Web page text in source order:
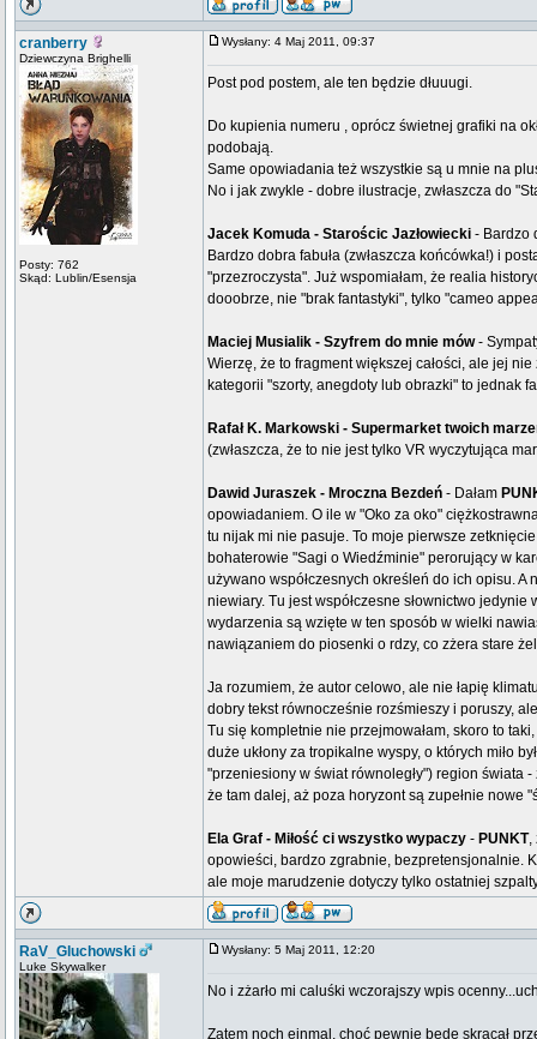
cranberry
Dziewczyna Brighelli
Posty: 762
Skąd: Lublin/Esensja
Wysłany: 4 Maj 2011, 09:37
Post pod postem, ale ten będzie dłuuugi.
Do kupienia numeru , oprócz świetnej grafiki na
podobają.
Same opowiadania też wszystkie są u mnie na
No i jak zwykle - dobre ilustracje, zwłaszcza do
Jacek Komuda - Starościc Jazłowiecki - Bardzo
Bardzo dobra fabuła (zwłaszcza końcówka!) i
"przezroczysta". Już wspomiałam, że realia
dooobrze, nie "brak fantastyki", tylko "cameo
Maciej Musialik - Szyfrem do mnie mów-
Wierzę, że to fragment większej całości, ale jej
kategorii "szorty, anegdoty lub obrazki" to jednak
Rafał K. Markowski - Supermarket twoich
(zwłaszcza, że to nie jest tylko VR wyczytująca
Dawid Juraszek - Mroczna Bezdeń - Dałam
opowiadaniem. O ile w "Oko za oko"
tu nijak mi nie pasuje. To moje pierwsze
bohaterowie "Sagi o Wiedźminie" perorujący w
używano współczesnych określeń do ich opisu.
niewiary. Tu jest współczesne słownictwo
wydarzenia są wzięte w ten sposób w wielki
nawiązaniem do piosenki o rdzy, co zżera stare
Ja rozumiem, że autor celowo, ale nie łapię
dobry tekst równocześnie rozśmieszy i poruszy,
Tu się kompletnie nie przejmowałam, skoro to
duże ukłony za tropikalne wyspy, o których miło
"przeniesiony w świat równoległy") region świata
że tam dalej, aż poza horyzont są zupełnie nowe
Ela Graf - Miłość ci wszystko wypaczy - PUNKT,
opowieści, bardzo zgrabnie, bezpretensjonalnie.
ale moje marudzenie dotyczy tylko ostatniej
RaV_Gluchowski
Luke Skywalker
Wysłany: 5 Maj 2011, 12:20
No i zżarło mi caluśki wczorajszy wpis
Zatem noch einmal, choć pewnie będę skracał